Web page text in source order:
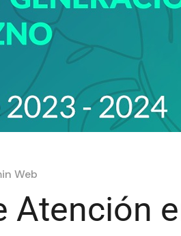
Web
Atención